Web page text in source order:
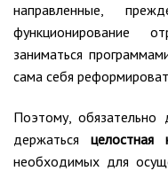
направленные,
функционирование
заниматься
сама себя
Поэтому,
держатьсяцелостная
необходимых для